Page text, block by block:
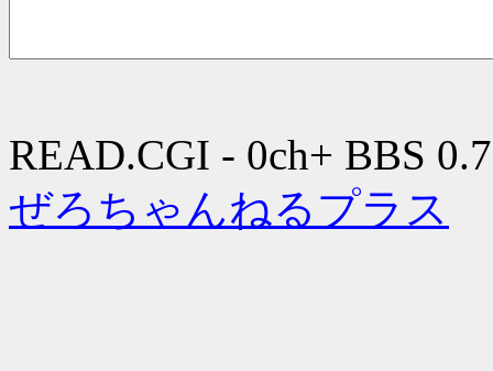
READ.CGI - 0ch+ BBS
ぜろちゃんねるプラス